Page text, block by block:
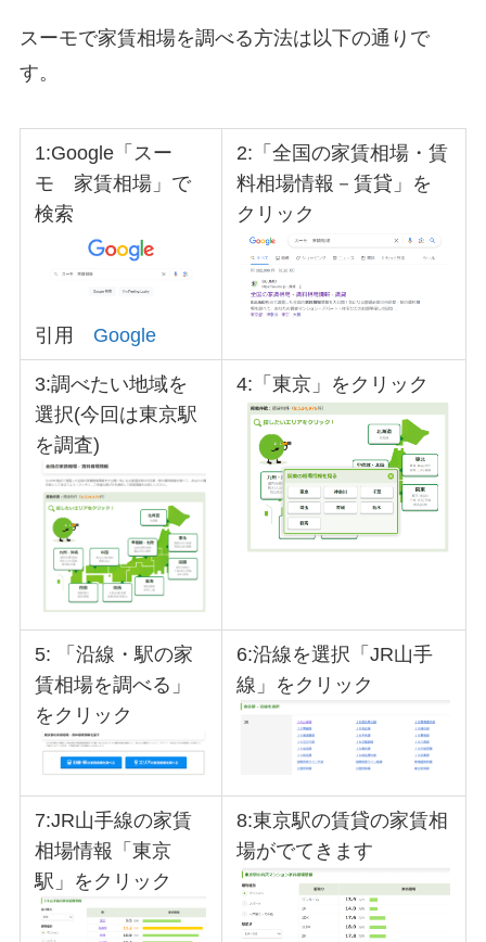
スーモで家賃相場を調べる方法は以下の通りで
す。
1:Google「スー
モ 家賃相場」で
検索
引用 Google
2:「全国の家賃相場・賃
料相場情報－賃貸」を
クリック
3:調べたい地域を
選択(今回は東京駅
を調査)
4:「東京」をクリック
5: 「沿線・駅の家
賃相場を調べる」
をクリック
6:沿線を選択「JR山手
線」をクリック
7:JR山手線の家賃
相場情報「東京
駅」をクリック
8:東京駅の賃貸の家賃相
場がでてきます